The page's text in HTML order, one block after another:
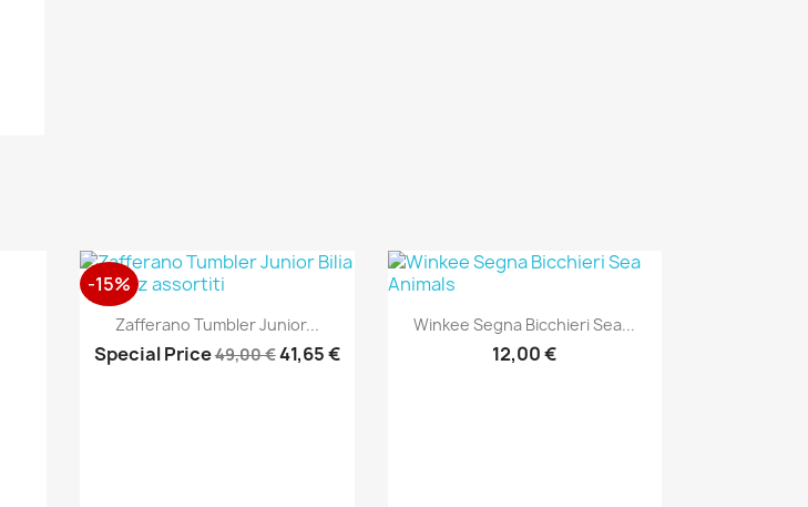
Anteprima
Zafferano Tumbler Junior...
Special Price49,00 €41,65 €
-15%
Anteprima
Winkee Segna Bicchieri Sea...
12,00 €